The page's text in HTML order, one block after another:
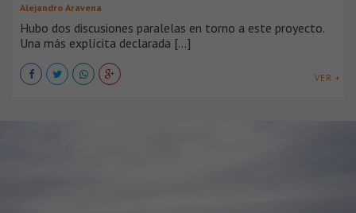
Alejandro Aravena
Hubo dos discusiones paralelas en torno a este proyecto.
Una más explícita declarada [...]
VER +